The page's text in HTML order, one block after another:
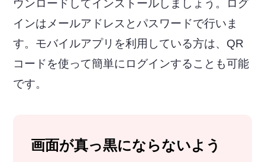
ウンロードしてインストールしましょう。ログ
インはメールアドレスとパスワードで行いま
す。モバイルアプリを利用している方は、QR
コードを使って簡単にログインすることも可能
です。
画面が真っ黒にならないよう